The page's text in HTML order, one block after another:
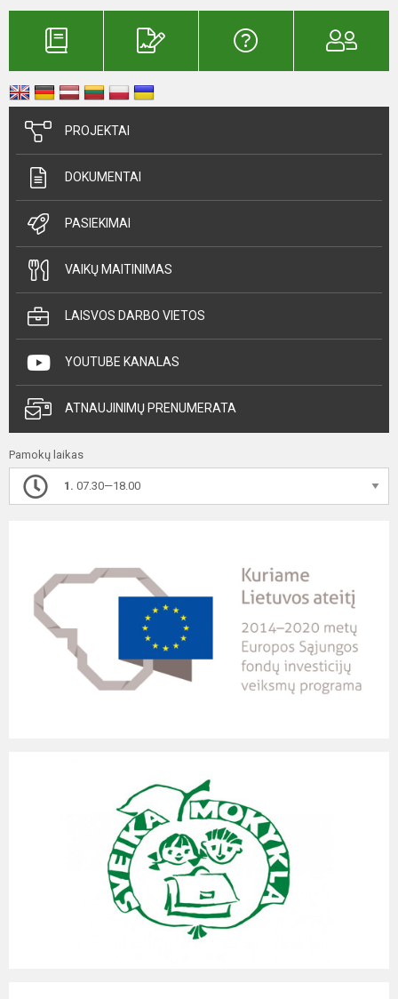
PROJEKTAI
DOKUMENTAI
PASIEKIMAI
VAIKŲ MAITINIMAS
LAISVOS DARBO VIETOS
YOUTUBE KANALAS
ATNAUJINIMŲ PRENUMERATA
Pamokų laikas
1. 07.30—18.00